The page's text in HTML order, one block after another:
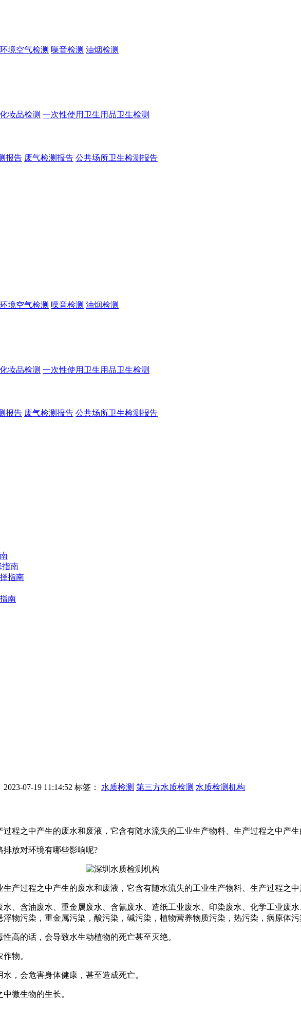
环境空气检测 噪音检测 油烟检测
化妆品检测 一次性使用卫生用品卫生检测
报告 废气检测报告 公共场所卫生检测报告
环境空气检测 噪音检测 油烟检测
化妆品检测 一次性使用卫生用品卫生检测
报告 废气检测报告 公共场所卫生检测报告
指南
指南
南
07-19 11:14:52 标签： 水质检测 第三方水质检测 水质检测机构
程之中产生的废水和废液，它含有随水流失的工业生产物料、生产过程之中产生
排放对环境有哪些影响呢?
过程之中产生的废水和废液，它含有随水流失的工业生产物料、生产过程之中
含油废水、重金属废水、含氰废水、造纸工业废水、印染废水、化学工业废
物污染，重金属污染，酸污染，碱污染，植物营养物质污染，热污染，病原体污
的话，会导致水生动植物的死亡甚至灭绝。
物。
会危害身体健康，甚至造成死亡。
微生物的生长。